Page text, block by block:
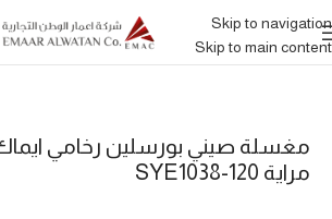
Skip to navigation
Skip to main content
مغسلة صيني بورسلين رخامي ايماك
مراية SYE1038-120